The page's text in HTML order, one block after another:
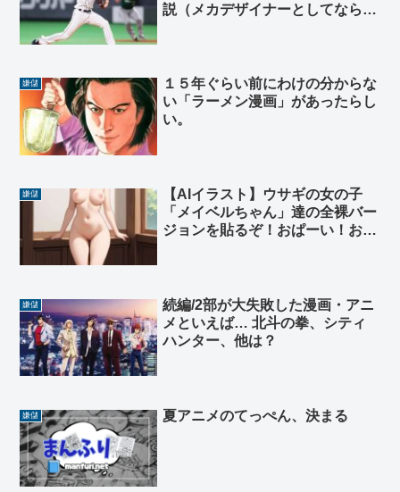
説（メカデザイナーとしてなら有
嫌儲
１５年ぐらい前にわけの分からな
い「ラーメン漫画」があったらし
い。
嫌儲
【AIイラスト】ウサギの女の子
「メイベルちゃん」達の全裸バー
ジョンを貼るぞ！おぱーい！おへ
嫌儲
続編/2部が大失敗した漫画・アニ
メといえば… 北斗の拳、シティ
ハンター、他は？
嫌儲 夏アニメのてっぺん、決まる